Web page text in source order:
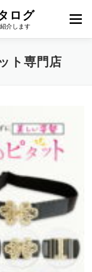
ログ
介します
メニュー
ト専門店